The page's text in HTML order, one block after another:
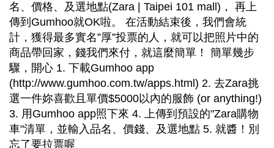
名、價格、及選地點(Zara | Taipei 101 mall)， 再上
傳到Gumhoo就OK啦。 在活動結束後，我們會統
計，獲得最多實名”厚”投票的人，就可以把照片中的
商品帶回家，錢我們來付，就這麼簡單！ 簡單幾步
驟，開心 1. 下載Gumhoo app
(http://www.gumhoo.com.tw/apps.html) 2. 去Zara挑
選一件妳喜歡且單價$5000以內的服飾 (or anything!)
3. 用Gumhoo app照下來 4. 上傳到預設的"Zara購物
車"清單，並輸入品名、價錢、及選地點 5. 就醬！別
忘了要拉票喔